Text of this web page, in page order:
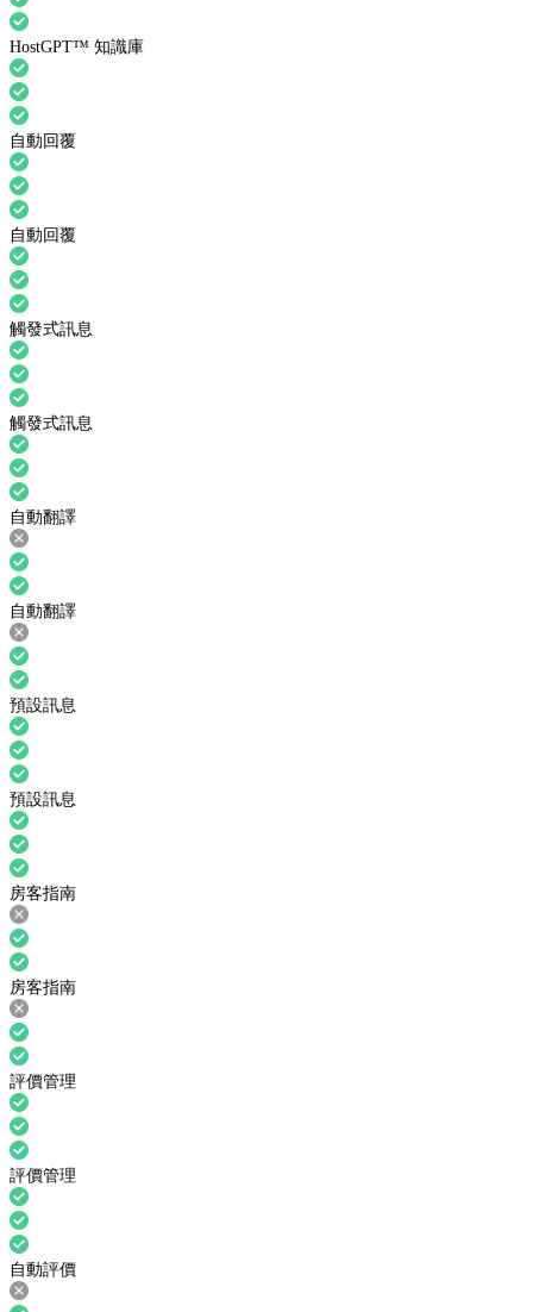
HostGPT™ 知識庫
自動回覆
自動回覆
觸發式訊息
觸發式訊息
自動翻譯
自動翻譯
預設訊息
預設訊息
房客指南
房客指南
評價管理
評價管理
自動評價